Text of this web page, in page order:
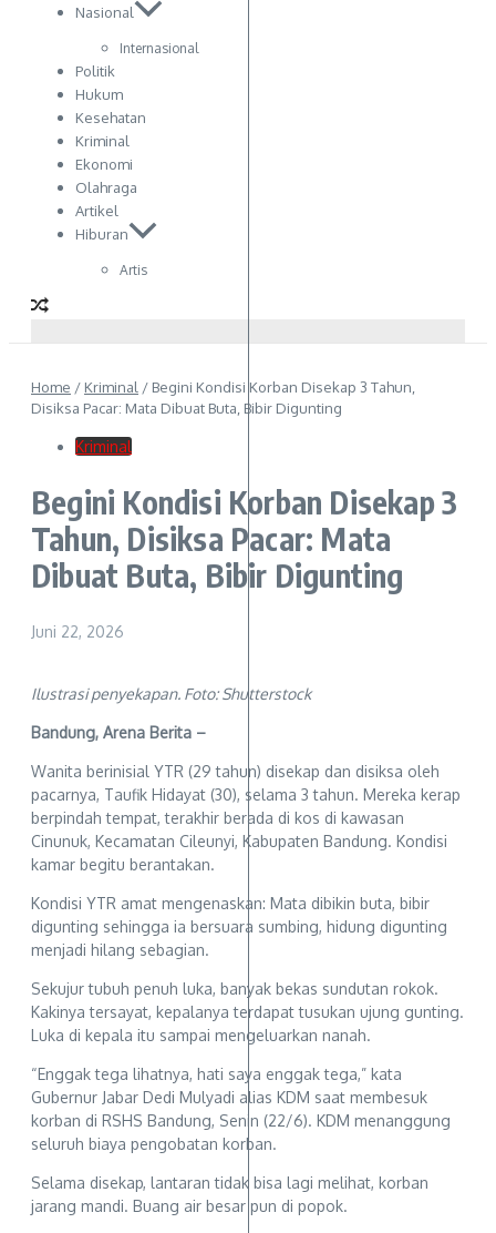
Nasional
Internasional
Politik
Hukum
Kesehatan
Kriminal
Ekonomi
Olahraga
Artikel
Hiburan
Artis
Home / Kriminal / Begini Kondisi Korban Disekap 3 Tahun,
Disiksa Pacar: Mata Dibuat Buta, Bibir Digunting
Kriminal
Begini Kondisi Korban Disekap 3
Tahun, Disiksa Pacar: Mata
Dibuat Buta, Bibir Digunting
Juni 22, 2026
Ilustrasi penyekapan. Foto: Shutterstock
Bandung, Arena Berita –
Wanita berinisial YTR (29 tahun) disekap dan disiksa oleh
pacarnya, Taufik Hidayat (30), selama 3 tahun. Mereka kerap
berpindah tempat, terakhir berada di kos di kawasan
Cinunuk, Kecamatan Cileunyi, Kabupaten Bandung. Kondisi
kamar begitu berantakan.
Kondisi YTR amat mengenaskan: Mata dibikin buta, bibir
digunting sehingga ia bersuara sumbing, hidung digunting
menjadi hilang sebagian.
Sekujur tubuh penuh luka, banyak bekas sundutan rokok.
Kakinya tersayat, kepalanya terdapat tusukan ujung gunting.
Luka di kepala itu sampai mengeluarkan nanah.
“Enggak tega lihatnya, hati saya enggak tega,” kata
Gubernur Jabar Dedi Mulyadi alias KDM saat membesuk
korban di RSHS Bandung, Senin (22/6). KDM menanggung
seluruh biaya pengobatan korban.
Selama disekap, lantaran tidak bisa lagi melihat, korban
jarang mandi. Buang air besar pun di popok.